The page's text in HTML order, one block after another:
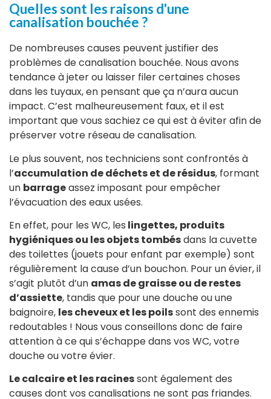
Quelles sont les raisons d'une
canalisation bouchée ?
De nombreuses causes peuvent justifier des
problèmes de canalisation bouchée. Nous avons
tendance à jeter ou laisser filer certaines choses
dans les tuyaux, en pensant que ça n’aura aucun
impact. C’est malheureusement faux, et il est
important que vous sachiez ce qui est à éviter afin de
préserver votre réseau de canalisation.
Le plus souvent, nos techniciens sont confrontés à
l’accumulation de déchets et de résidus, formant
un barrageassez imposant pour empêcher
l’évacuation des eaux usées.
En effet, pour les WC, les lingettes, produits
hygiéniques ou les objets tombésdans la cuvette
des toilettes (jouets pour enfant par exemple) sont
régulièrement la cause d’un bouchon. Pour un évier, il
s’agit plutôt d’un amas de graisse ou de restes
d’assiette, tandis que pour une douche ou une
baignoire, les cheveux et les poilssont des ennemis
redoutables ! Nous vous conseillons donc de faire
attention à ce qui s’échappe dans vos WC, votre
douche ou votre évier.
Le calcaire et les racinessont également des
causes dont vos canalisations ne sont pas friandes.